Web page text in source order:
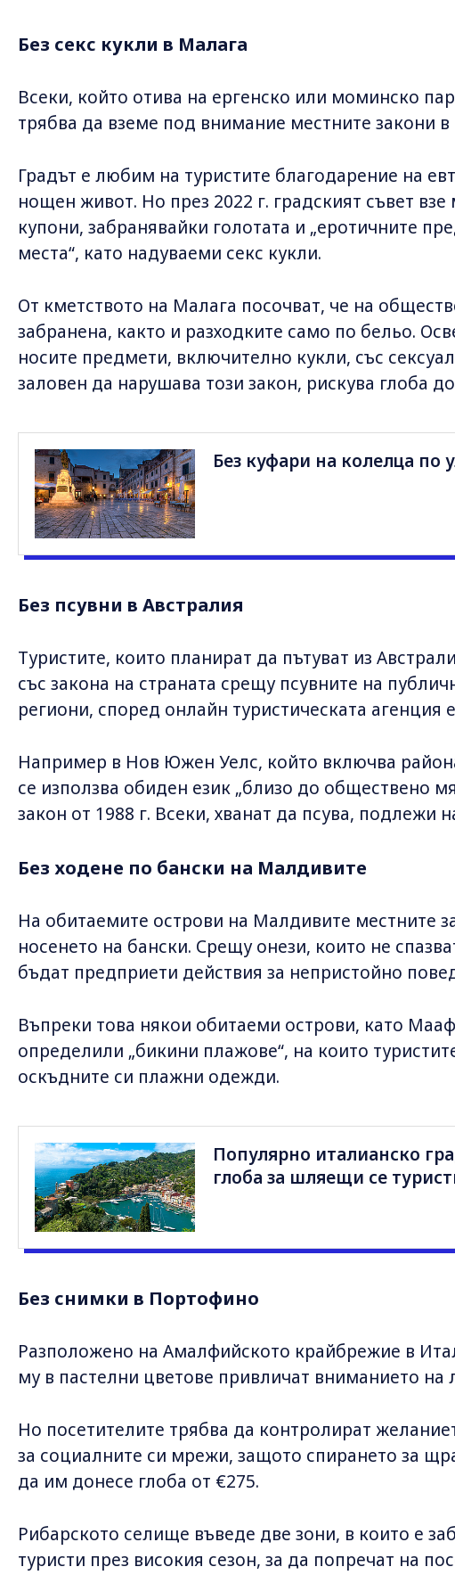
Без секс кукли в Малага
Всеки, който отива на ергенско или моминско
трябва да вземе под внимание местните закони
Градът е любим на туристите благодарение на
нощен живот. Но през 2022 г. градският съвет
купони, забранявайки голотата и „еротичните
места“, като надуваеми секс кукли.
От кметството на Малага посочват, че на
забранена, както и разходките само по бельо.
носите предмети, включително кукли, със
заловен да нарушава този закон, рискува глоба
Без куфари на колелца по
Без псувни в Австралия
Туристите, които планират да пътуват из
със закона на страната срещу псувните на
региони, според онлайн туристическата агенция
Например в Нов Южен Уелс, който включва
се използва обиден език „близо до обществено
закон от 1988 г. Всеки, хванат да псува, подлежи
Без ходене по бански на Малдивите
На обитаемите острови на Малдивите местните
носенето на бански. Срещу онези, които не
бъдат предприети действия за непристойно
Въпреки това някои обитаеми острови, като
определили „бикини плажове“, на които
оскъдните си плажни одежди.
Популярно италианско
глоба за шляещи се
Без снимки в Портофино
Разположено на Амалфийското крайбрежие в
му в пастелни цветове привличат вниманието
Но посетителите трябва да контролират
за социалните си мрежи, защото спирането за
да им донесе глоба от €275.
Рибарското селище въведе две зони, в които е
туристи през високия сезон, за да попречат на